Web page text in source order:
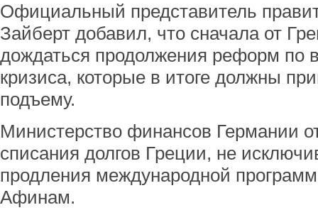
Официальный представитель
Зайберт добавил, что сначала от
дождаться продолжения реформ по
кризиса, которые в итоге должны
подъему.
Министерство финансов Германии
списания долгов Греции, не
продления международной
Афинам.